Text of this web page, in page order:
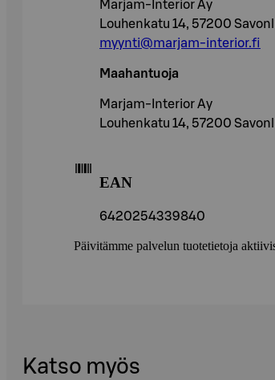
Marjam-Interior Ay
Louhenkatu 14, 57200
myynti@marjam-interior.fi
Maahantuoja
Marjam-Interior Ay
Louhenkatu 14, 57200
EAN
6420254339840
Päivitämme palvelun tuotetietoja
Katso myös